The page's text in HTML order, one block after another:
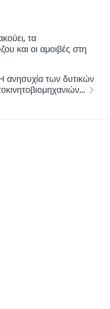
τα
και οι αμοιβές στη
ανησυχία των δυτικών